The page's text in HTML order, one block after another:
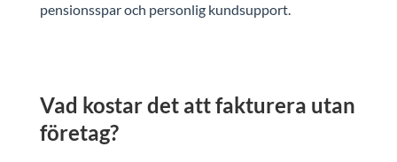
pensionsspar och personlig kundsupport.
Vad kostar det att fakturera utan
företag?